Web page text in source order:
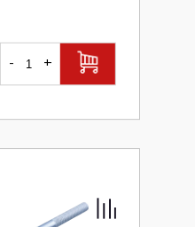
- +